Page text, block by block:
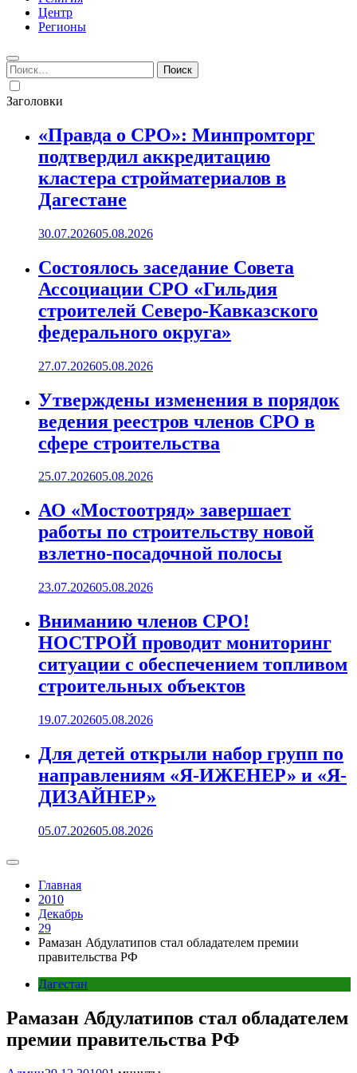
Центр
Регионы
Найти:
Заголовки
«Правда о СРО»: Минпромторг
подтвердил аккредитацию
кластера стройматериалов в
Дагестане
30.07.202605.08.2026
Состоялось заседание Совета
Ассоциации СРО «Гильдия
строителей Северо-Кавказского
федерального округа»
27.07.202605.08.2026
Утверждены изменения в порядок
ведения реестров членов СРО в
сфере строительства
25.07.202605.08.2026
АО «Мостоотряд» завершает
работы по строительству новой
взлетно-посадочной полосы
23.07.202605.08.2026
Вниманию членов СРО!
НОСТРОЙ проводит мониторинг
ситуации с обеспечением топливом
строительных объектов
19.07.202605.08.2026
Для детей открыли набор групп по
направлениям «Я-ИЖЕНЕР» и «Я-
ДИЗАЙНЕР»
05.07.202605.08.2026
Главная
2010
Декабрь
29
Рамазан Абдулатипов стал обладателем премии
правительства РФ
Дагестан
Рамазан Абдулатипов стал обладателем
премии правительства РФ